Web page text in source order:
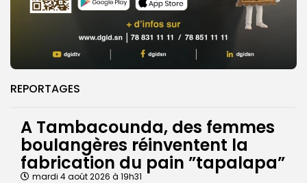
REPORTAGES
A Tambacounda, des femmes
boulangères réinventent la
fabrication du pain ”tapalapa”
mardi 4 août 2026 à 19h31